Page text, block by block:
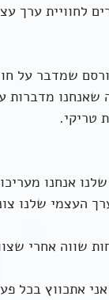
לחוויית ערך
שמדבר על
מדברות
טריקי.
אנחנו
העצמי שלנו
שווה אחרי
אתכווץ בכל